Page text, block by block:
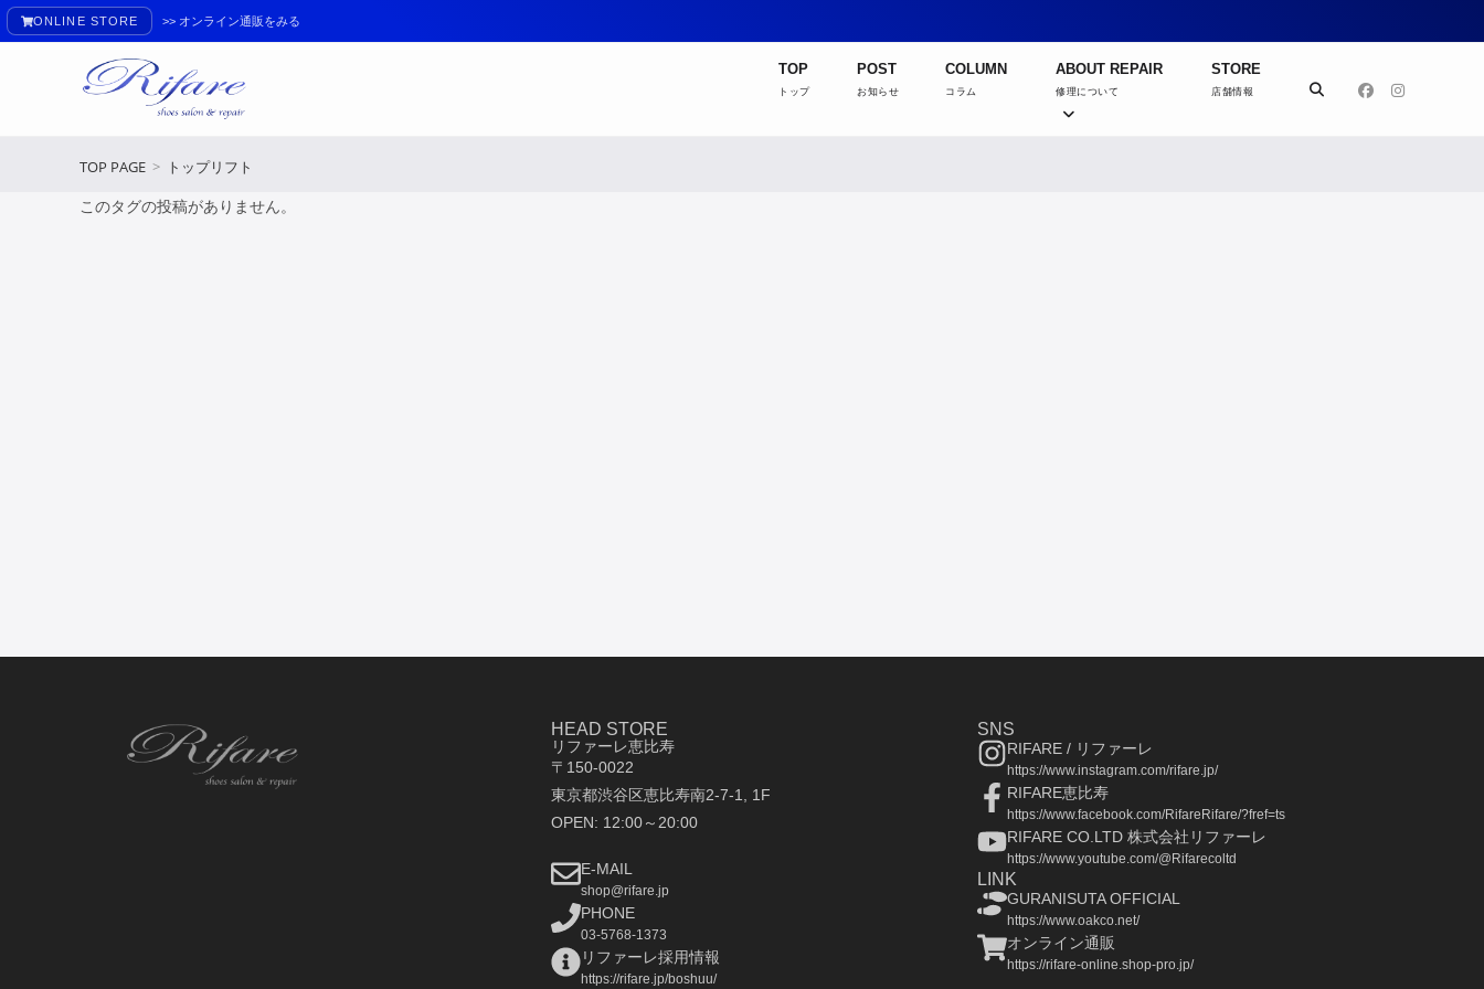
ONLINE STORE >> オンライン通販をみる
TOP
トップ
POST
お知らせ
COLUMN
コラム
ABOUT REPAIR
修理について
STORE
店舗情報
TOP PAGE > トップリフト
このタグの投稿がありません。
HEAD STORE
リファーレ恵比寿
〒150-0022
東京都渋谷区恵比寿南2-7-1, 1F
OPEN: 12:00～20:00
E-MAIL
shop@rifare.jp
PHONE
03-5768-1373
リファーレ採用情報
https://rifare.jp/boshuu/
SNS
RIFARE / リファーレ
https://www.instagram.com/rifare.jp/
RIFARE恵比寿
https://www.facebook.com/RifareRifare/?fref=ts
RIFARE CO.LTD 株式会社リファーレ
https://www.youtube.com/@Rifarecoltd
LINK
GURANISUTA OFFICIAL
https://www.oakco.net/
オンライン通販
https://rifare-online.shop-pro.jp/